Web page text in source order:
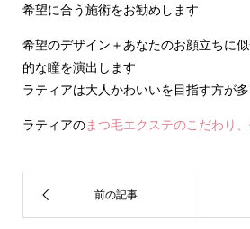
希望に合う施術をお勧めします
希望のデザイン＋あなたのお顔立ちに
的な瞳を演出します
ラティアは大人かわいいを目指す方が
ラティアのまつ毛エクステのこだわり